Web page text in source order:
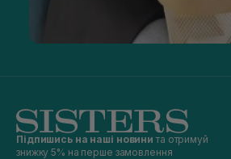
Підпишись на наші новини та отримуй
знижку 5% на перше замовлення